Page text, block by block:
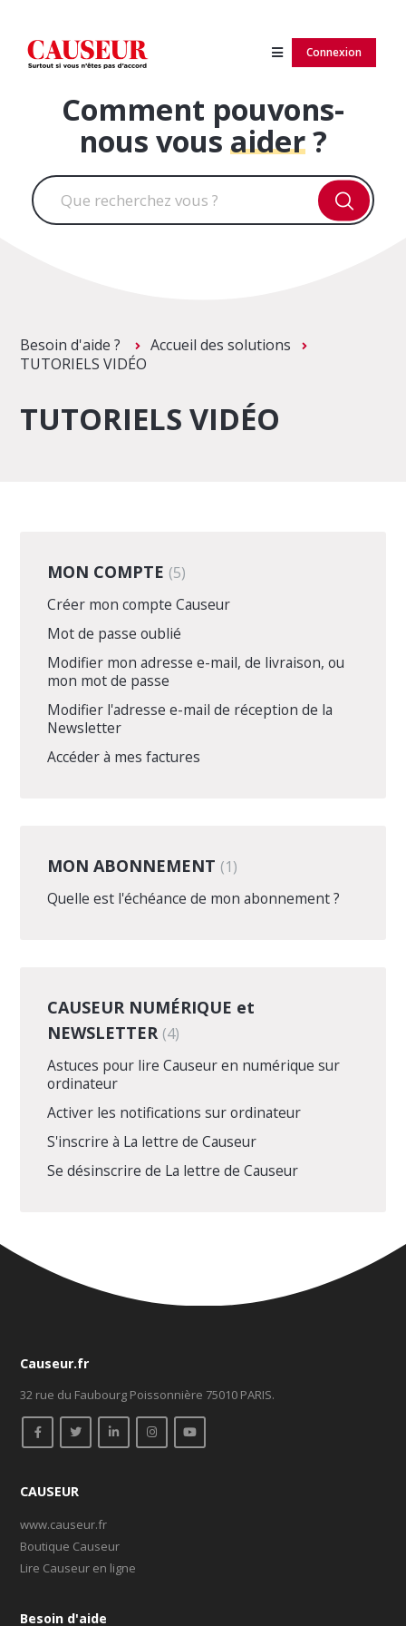
Connexion
Comment pouvons-
nous vous aider?
Besoin d'aide ?
Accueil des solutions
TUTORIELS VIDÉO
TUTORIELS VIDÉO
MON COMPTE 5
Créer mon compte Causeur
Mot de passe oublié
Modifier mon adresse e-mail, de livraison, ou
mon mot de passe
Modifier l'adresse e-mail de réception de la
Newsletter
Accéder à mes factures
MON ABONNEMENT 1
Quelle est l'échéance de mon abonnement ?
CAUSEUR NUMÉRIQUE et
NEWSLETTER 4
Astuces pour lire Causeur en numérique sur
ordinateur
Activer les notifications sur ordinateur
S'inscrire à La lettre de Causeur
Se désinscrire de La lettre de Causeur
Causeur.fr
32 rue du Faubourg Poissonnière 75010 PARIS.
CAUSEUR
www.causeur.fr
Boutique Causeur
Lire Causeur en ligne
Besoin d'aide